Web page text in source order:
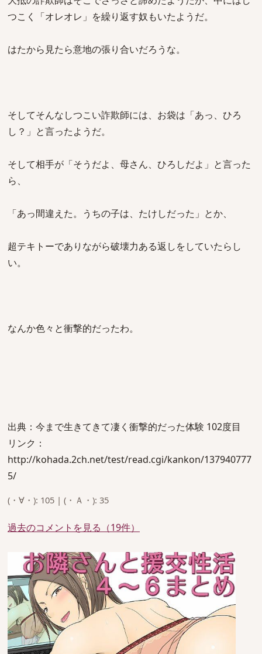
つこく「オレオレ」を繰り返す奴もいたようだ。
はたから見たら意地の張り合いだろうな。
そしてそんなしつこい詐欺師には、お袋は「あっ、ひろ
し？」と言ったようだ。
そして相手が「そうだよ、母さん、ひろしだよ」と言った
ら、
「あっ間違えた。うちの子は、たけしだった」とか、
超テキトーでありながら破壊力ある返しをしていたらし
い。
なんか色々と衝撃的だったわ。
出典：今まで生きてきて凄く衝撃的だった体験 102度目
リンク：
http://kohada.2ch.net/test/read.cgi/kankon/137940777
5/
(・∀・): 105 | (・Ａ・): 35
過去のコメントを見る（19件）